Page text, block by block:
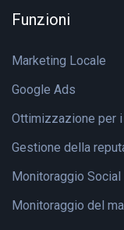
Funzioni
Marketing Locale
Google Ads
Ottimizzazione per
Gestione della
Monitoraggio
Monitoraggio del